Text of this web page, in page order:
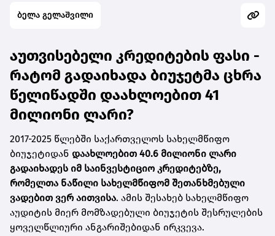
ბელა გელაშვილი
აუთვისებელი კრედიტების ფასი -
რატომ გადაიხადა ბიუჯეტმა ცხრა
წელიწადში დაახლოებით 41
მილიონი ლარი?
2017-2025 წლებში საქართველოს სახელმწიფო
ბიუჯეტიდან დაახლოებით 40.6 მილიონი ლარი
გადაიხადეს იმ საინვესტიციო კრედიტებზე,
რომელთა ნაწილი სახელმწიფომ შეთანხმებული
ვადებით ვერ აითვისა. ამის შესახებ სახელმწიფო
აუდიტის მიერ მომზადებული ბიუჯეტის შესრულების
ყოველწლიური ანგარიშებიდან ირკვევა.